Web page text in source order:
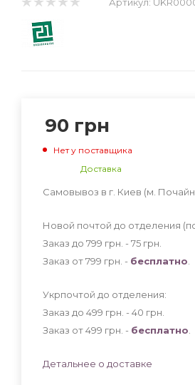
90 грн
Нет у поставщика
Доставка
Самовывоз в г. Киев (м.
Новой почтой до отделения
Заказ до 799 грн. - 75 грн
Заказ от 799 грн. - бесплатно
Укрпочтой до отделения:
Заказ до 499 грн. - 40 грн
Заказ от 499 грн. - бесплатно
Детальнее о доставке